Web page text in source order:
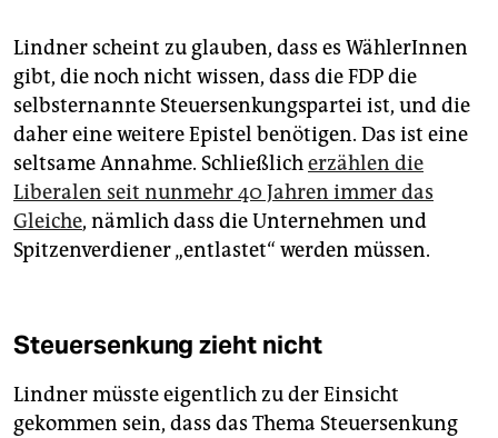
Lindner scheint zu glauben, dass es WählerInnen
gibt, die noch nicht wissen, dass die FDP die
selbsternannte Steuersenkungspartei ist, und die
daher eine weitere Epistel benötigen. Das ist eine
seltsame Annahme. Schließlicherzählen die
Liberalen seit nunmehr 40 Jahren immer das
Gleiche, nämlich dass die Unternehmen und
Spitzenverdiener „entlastet“ werden müssen.
Steuersenkung zieht nicht
Lindner müsste eigentlich zu der Einsicht
gekommen sein, dass das Thema Steuersenkung